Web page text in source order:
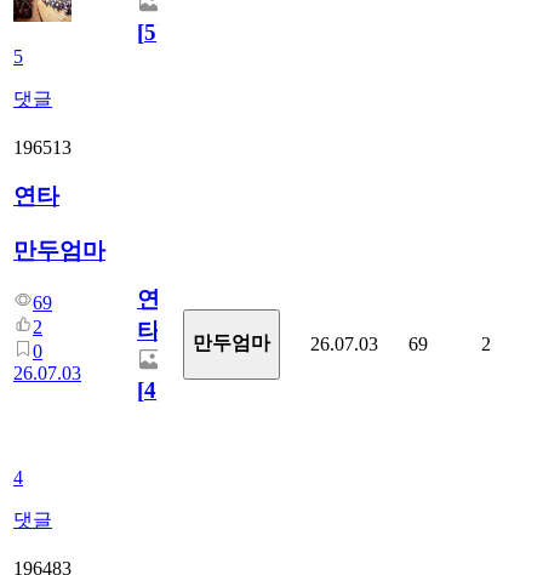
5
댓글
[5]
196513
연타
만두엄마
69
2
0
26.07.03
4
댓글
연
타
[4]
만두엄마 26.07.03 69 2
196483